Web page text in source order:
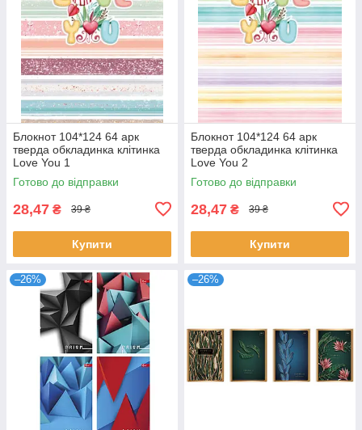
Блокнот 104*124 64 арк
тверда обкладинка клітинка
Love You 1
Готово до відправки
28,47 ₴ 39 ₴
Купити
Блокнот 104*124 64 арк
тверда обкладинка клітинка
Love You 2
Готово до відправки
28,47 ₴ 39 ₴
Купити
–26% –26%